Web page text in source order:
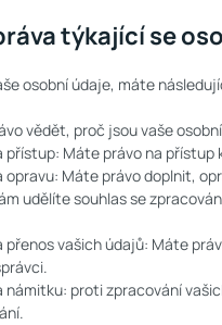
týkající se
osobní údaje, máte
vědět, proč jsou vaše
přístup: Máte právo na
opravu: Máte právo doplnit,
udělíte souhlas se
přenos vašich údajů: Máte
námitku: proti zpracování